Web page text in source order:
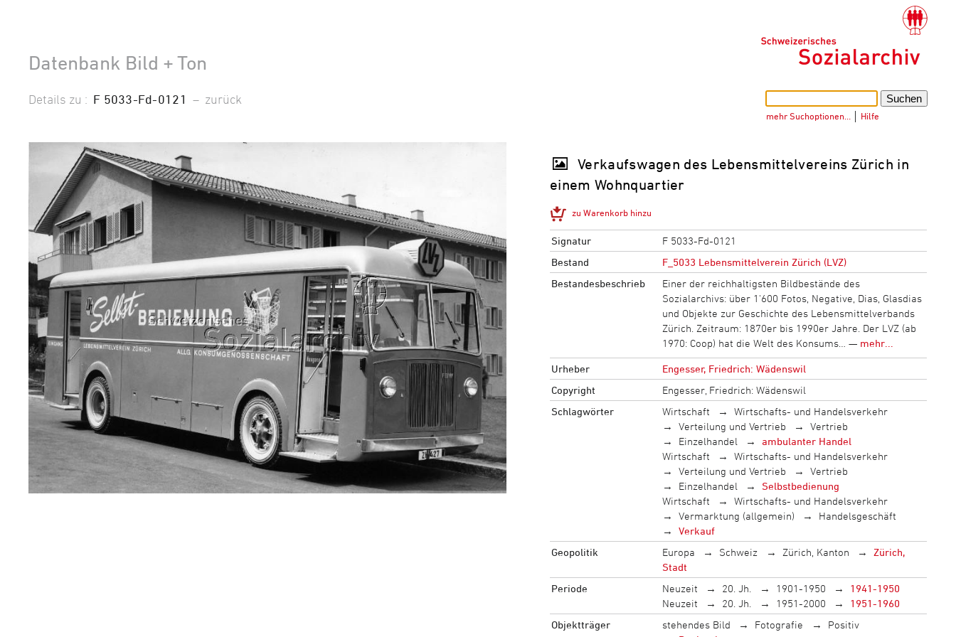
Datenbank Bild + Ton
mehr Suchoptionen… Hilfe
Details zu : F 5033-Fd-0121 – zurück
Verkaufswagen des Lebensmittelvereins Zürich in
einem Wohnquartier
zu Warenkorb hinzu
Signatur
F 5033-Fd-0121
Bestand
F_5033 Lebensmittelverein Zürich (LVZ)
Bestandesbeschrieb
Einer der reichhaltigsten Bildbestände des
Sozialarchivs: über 1‘600 Fotos, Negative, Dias, Glasdias
und Objekte zur Geschichte des Lebensmittelverbands
Zürich. Zeitraum: 1870er bis 1990er Jahre. Der LVZ (ab
1970: Coop) hat die Welt des Konsums… — mehr...
Urheber
Engesser, Friedrich: Wädenswil
Copyright
Engesser, Friedrich: Wädenswil
Schlagwörter
Wirtschaft
Wirtschafts- und Handelsverkehr
Verteilung und Vertrieb
Vertrieb
Einzelhandel
ambulanter Handel
Wirtschaft
Wirtschafts- und Handelsverkehr
Verteilung und Vertrieb
Vertrieb
Einzelhandel
Selbstbedienung
Wirtschaft
Wirtschafts- und Handelsverkehr
Vermarktung (allgemein)
Handelsgeschäft
Verkauf
Geopolitik
Europa Schweiz Zürich, Kanton
Zürich,
Stadt
Periode
Neuzeit 20. Jh. 1901-1950
1941-1950
Neuzeit
20. Jh. 1951-2000
1951-1960
Objektträger
stehendes Bild Fotografie
Positiv